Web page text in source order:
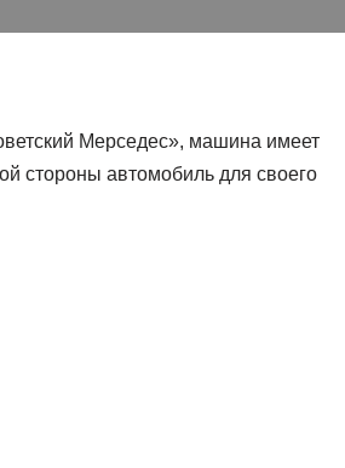
Мерседес», машина имеет
стороны автомобиль для своего